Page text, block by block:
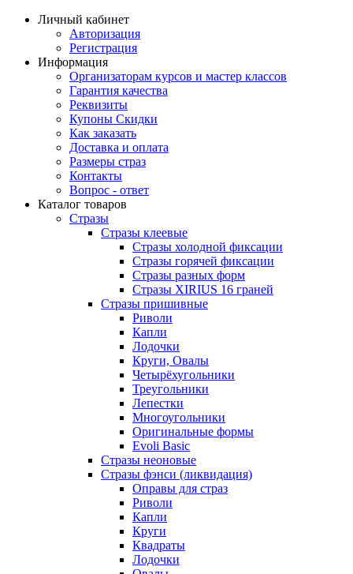
Личный кабинет
Авторизация
Регистрация
Информация
Организаторам курсов и мастер классов
Гарантия качества
Реквизиты
Купоны Скидки
Как заказать
Доставка и оплата
Размеры страз
Контакты
Вопрос - ответ
Каталог товаров
Стразы
Стразы клеевые
Стразы холодной фиксации
Стразы горячей фиксации
Стразы разных форм
Стразы XIRIUS 16 граней
Стразы пришивные
Риволи
Капли
Лодочки
Круги, Овалы
Четырёхугольники
Треугольники
Лепестки
Многоугольники
Оригинальные формы
Evoli Basic
Стразы неоновые
Стразы фэнси (ликвидация)
Оправы для страз
Риволи
Капли
Круги
Квадраты
Лодочки